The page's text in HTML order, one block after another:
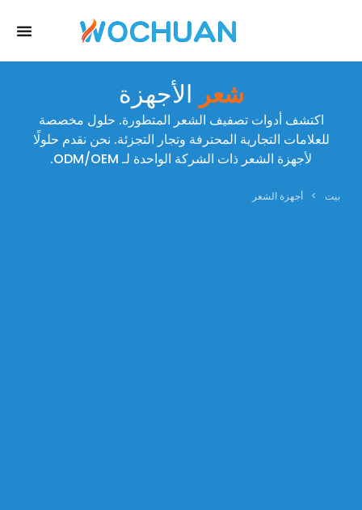
شعر الأجهزة
اكتشف أدوات تصفيف الشعر المتطورة. حلول مخصصة
للعلامات التجارية المحترفة وتجار التجزئة. نحن نقدم حلولًا
لأجهزة الشعر ذات الشركة الواحدة لـ ODM/OEM.
بيت > أجهزة الشعر